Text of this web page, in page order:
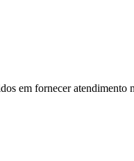
em fornecer atendimento